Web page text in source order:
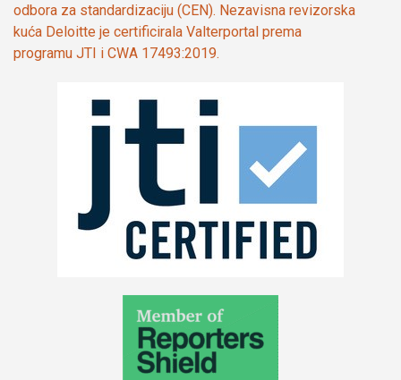
odbora za standardizaciju (CEN). Nezavisna revizorska
kuća Deloitte je certificirala Valterportal prema
programu JTI i CWA 17493:2019.